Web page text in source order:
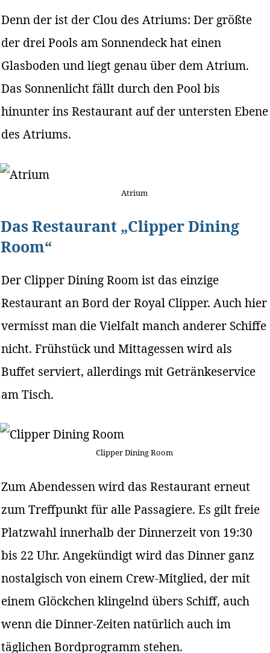
Denn der ist der Clou des Atriums: Der größte
der drei Pools am Sonnendeck hat einen
Glasboden und liegt genau über dem Atrium.
Das Sonnenlicht fällt durch den Pool bis
hinunter ins Restaurant auf der untersten Ebene
des Atriums.
Atrium
Das Restaurant „Clipper Dining
Room“
Der Clipper Dining Room ist das einzige
Restaurant an Bord der Royal Clipper. Auch hier
vermisst man die Vielfalt manch anderer Schiffe
nicht. Frühstück und Mittagessen wird als
Buffet serviert, allerdings mit Getränkeservice
am Tisch.
Clipper Dining Room
Zum Abendessen wird das Restaurant erneut
zum Treffpunkt für alle Passagiere. Es gilt freie
Platzwahl innerhalb der Dinnerzeit von 19:30
bis 22 Uhr. Angekündigt wird das Dinner ganz
nostalgisch von einem Crew-Mitglied, der mit
einem Glöckchen klingelnd übers Schiff, auch
wenn die Dinner-Zeiten natürlich auch im
täglichen Bordprogramm stehen.